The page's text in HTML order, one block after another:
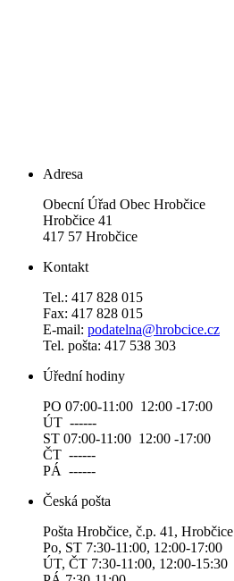
Adresa
Obecní Úřad Obec Hrobčice
Hrobčice 41
417 57 Hrobčice
Kontakt
Tel.: 417 828 015
Fax: 417 828 015
E-mail: podatelna@hrobcice.cz
Tel. pošta: 417 538 303
Úřední hodiny
PO 07:00-11:00 12:00 -17:00
ÚT ------
ST 07:00-11:00 12:00 -17:00
ČT ------
PÁ ------
Česká pošta
Pošta Hrobčice, č.p. 41, Hrobčice
Po, ST 7:30-11:00, 12:00-17:00
ÚT, ČT 7:30-11:00, 12:00-15:30